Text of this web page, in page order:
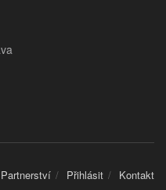
Partnerství Přihlásit Kontakt